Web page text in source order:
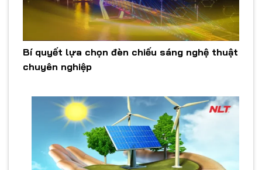
Bí quyết lựa chọn đèn chiếu sáng nghệ thuật
chuyên nghiệp